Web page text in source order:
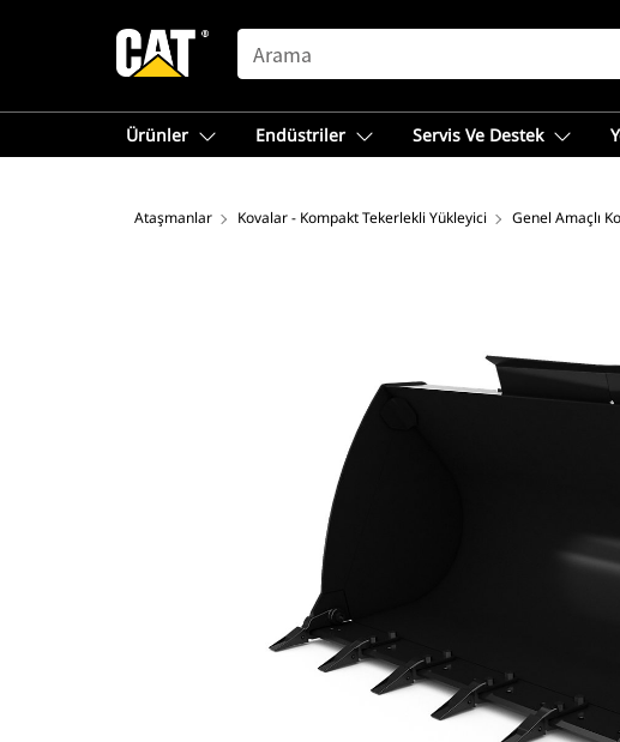
SEARCH
Ürünler Endüstriler Servis Ve Destek
Ataşmanlar Kovalar - Kompakt Tekerlekli Yükleyici Genel Amaçlı